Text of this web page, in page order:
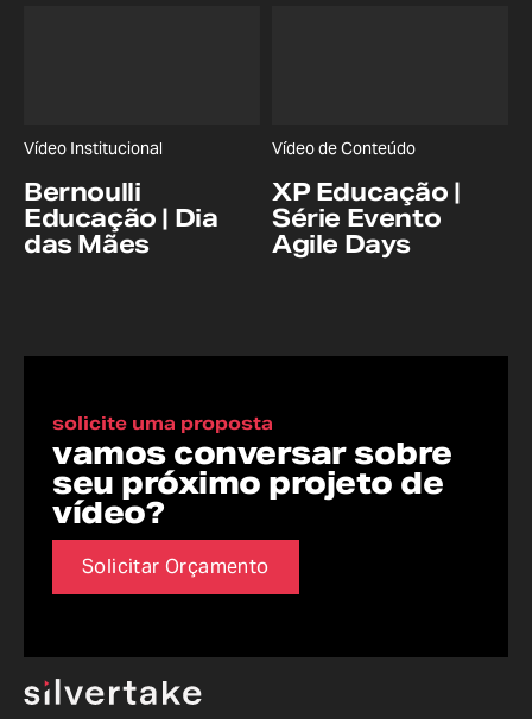
Bernoulli
Educação | Dia
das Mães
Vídeo Institucional
XP Educação |
Série Evento
Agile Days
Vídeo de Conteúdo
solicite uma proposta
vamos conversar sobre
seu próximo projeto de
vídeo?
Solicitar Orçamento